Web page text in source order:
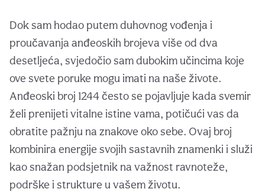
Dok sam hodao putem duhovnog vođenja i
proučavanja anđeoskih brojeva više od dva
desetljeća, svjedočio sam dubokim učincima koje
ove svete poruke mogu imati na naše živote.
Anđeoski broj 1244 često se pojavljuje kada svemir
želi prenijeti vitalne istine vama, potičući vas da
obratite pažnju na znakove oko sebe. Ovaj broj
kombinira energije svojih sastavnih znamenki i služi
kao snažan podsjetnik na važnost ravnoteže,
podrške i strukture u vašem životu.